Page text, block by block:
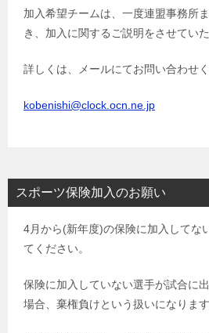
加入希望チームは、一度連盟事務所
き、加入に関するご説明をさせていた
詳しくは、メールにてお問い合わせく
kobenishi@clock.ocn.ne.jp
スポーツ保険加入のお願い
4月から(新年度)の保険に加入してな
てください。
保険に加入していない選手が試合に
場合、棄権負けという扱いになります